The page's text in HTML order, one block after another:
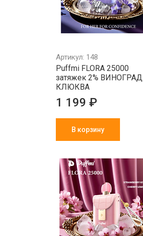
Артикул: 148
Puffmi FLORA 25000
затяжек 2% ВИНОГРАД
КЛЮКВА
1 199 ₽
В корзину